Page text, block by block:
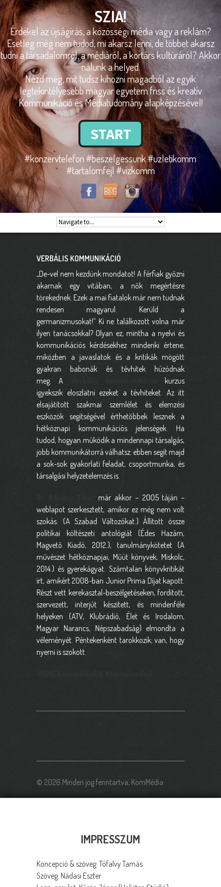
SZIA!
Érdekel az újságírás, a közösségi média vagy a reklám?
Esetleg még nem tudod, mi akarsz lenni, de többet akarsz
tudni a társadalomról, a médiáról, a kortárs kultúráról? Akkor
nálunk a helyed.
Nézd meg, mit tudsz kihozni magadból az egyik
legtekintélyesebb magyar egyetem friss és kreatív
Kommunikáció és Médiatudomány alapképzésével!
START
#konzervtelefon #beszelgessunk #uzletikomm
#tartalomfejl #vizkomm
VERBÁLIS KOMMUNIKÁCIÓ
„De-vel nem kezdünk mondatot! A férfiak győzni
akarnak egy vitában, a nők megértésre
törekednek. Ezek a mai fiatalok már nem tudnak
rendesen magyarul. Kerüld a
germanizmusokat!” Ki ne találkozott volna már
ilyen tanácsokkal? Olyan ez, mintha a nyelvi és
kommunikációs kérdésekhez mindenki értene,
miközben a javaslatok és a kritikák mögött
gyakran babonák és tévhitek húzódnak
meg. A
kurzus
igyekszik eloszlatni ezeket a tévhiteket. Az itt
elsajátított szakmai szemlélet és elemzési
eszközök segítségével érthetőbbek lesznek a
hétköznapi kommunikációs jelenségek. Ha
tudod, hogyan működik a mindennapi társalgás,
jobb kommunikátorrá válhatsz: ebben segít majd
a sok-sok gyakorlati feladat, csoportmunka, és
társalgási helyzetelemzés is.
Dr. Bárány Tibor
már akkor – 2005 táján –
weblapot szerkesztett, amikor ez még nem volt
szokás. (A Szabad Változókat.) Állított össze
politikai költészeti antológiát (Édes Hazám,
Magvető Kiadó, 2012.), tanulmánykötetet (A
művészet hétköznapjai, Műút könyvek, Miskolc,
2014.) és gyerekágyat. Számtalan könyvkritikát
írt, amikért 2008-ban Junior Prima Díjat kapott.
Részt vett kerekasztal-beszélgetéseken, fordított,
szervezett, interjút készített, és mindenféle
helyeken (ATV, Klubrádió, Élet és Irodalom,
Magyar Narancs, Népszabadság) elmondta a
véleményét. Péntekenként tarokkozik; van, hogy
nyerni is szokott.
© 2026 Minden jog fenntartva, KomMédia
IMPRESSZUM
Koncepció & szöveg: Tófalvy Tamás
Szöveg: Nádasi Eszter